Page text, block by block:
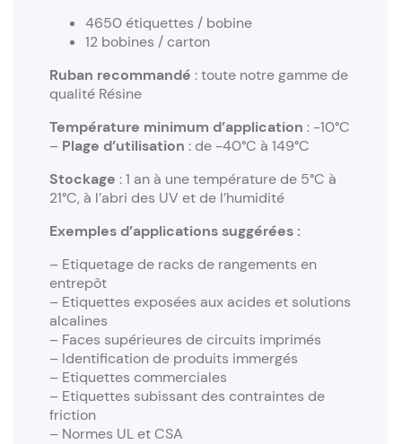
4650 étiquettes / bobine
12 bobines / carton
Ruban recommandé : toute notre gamme de
qualité Résine
Température minimum d’application : -10°C
– Plage d’utilisation : de -40°C à 149°C
Stockage : 1 an à une température de 5°C à
21°C, à l’abri des UV et de l’humidité
Exemples d’applications suggérées :
– Etiquetage de racks de rangements en
entrepôt
– Etiquettes exposées aux acides et solutions
alcalines
– Faces supérieures de circuits imprimés
– Identification de produits immergés
– Etiquettes commerciales
– Etiquettes subissant des contraintes de
friction
– Normes UL et CSA